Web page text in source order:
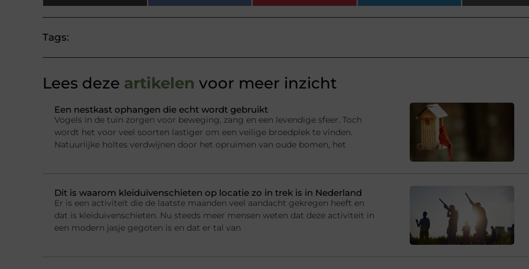
Tags:
Lees deze artikelen voor meer inzicht
Een nestkast ophangen die echt wordt gebruikt
Vogels in de tuin zorgen voor beweging, zang en een levendige sfeer. Toch
wordt het voor veel soorten lastiger om een veilige broedplek te vinden.
Natuurlijke holtes verdwijnen door het opruimen van oude bomen, het
Dit is waarom kleiduivenschieten op locatie zo in trek is in Nederland
Er is een activiteit die de laatste maanden veel aandacht gekregen heeft en
dat is kleiduivenschieten. Nu steeds meer mensen weten dat deze activiteit in
een modern jasje gegoten is en dat er tal van